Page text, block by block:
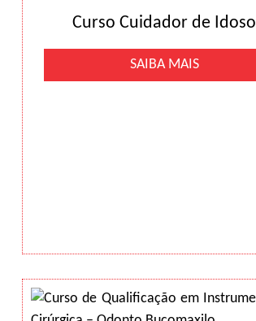
Curso Cuidador de Idoso
SAIBA MAIS